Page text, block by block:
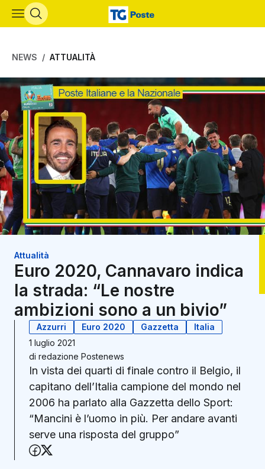
Vai al contenuto principale
NEWS ATTUALITÀ
Attualità
Euro 2020, Cannavaro indica
la strada: “Le nostre
ambizioni sono a un bivio”
Azzurri Euro 2020 Gazzetta
Italia
1 luglio 2021
di redazione Postenews
In vista dei quarti di finale contro il Belgio, il
capitano dell’Italia campione del mondo nel
2006 ha parlato alla Gazzetta dello Sport:
“Mancini è l’uomo in più. Per andare avanti
serve una risposta del gruppo”
Condividi su Facebook